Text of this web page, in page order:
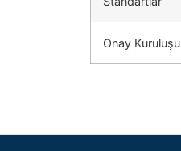
Onay Kuruluşu